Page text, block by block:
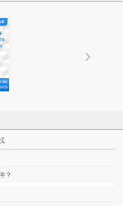
？